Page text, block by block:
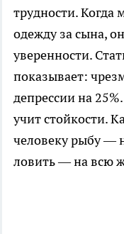
трудности.
одежду за сына,
уверенности.
показывает:
депрессии на
учит стойкости.
человеку рыбу —
ловить — на всю